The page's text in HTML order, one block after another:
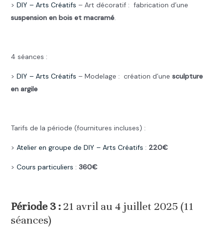
> DIY – Arts Créatifs – Art décoratif : fabrication d’une
suspension en bois et macramé.
4 séances :
> DIY – Arts Créatifs – Modelage : création d’une sculpture
en argile
Tarifs de la période (fournitures incluses) :
> Atelier en groupe de DIY – Arts Créatifs : 220€
> Cours particuliers : 360€
Période 3 :21 avril au 4 juillet 2025 (11
séances)